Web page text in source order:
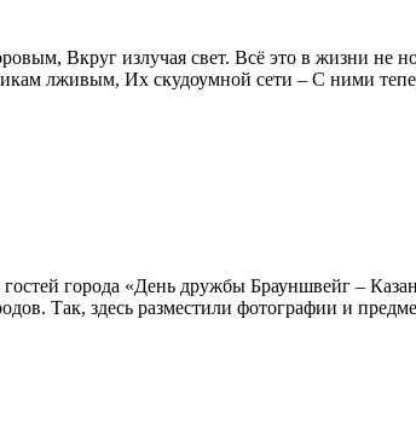
Вкруг излучая свет. Всё это в жизни не
лживым, Их скудоумной сети – С ними
города «День дружбы Брауншвейг –
Так, здесь разместили фотографии и